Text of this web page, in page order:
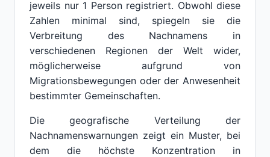
jeweils nur 1 Person registriert. Obwohl diese
Zahlen minimal sind, spiegeln sie die
Verbreitung des Nachnamens in
verschiedenen Regionen der Welt wider,
möglicherweise aufgrund von
Migrationsbewegungen oder der Anwesenheit
bestimmter Gemeinschaften.
Die geografische Verteilung der
Nachnamenswarnungen zeigt ein Muster, bei
dem die höchste Konzentration in